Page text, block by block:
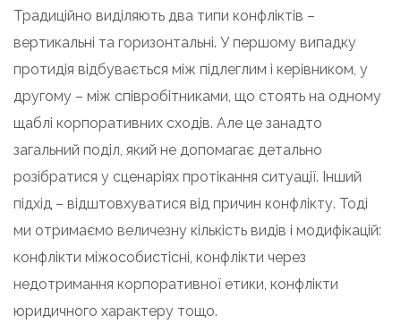
Традиційно виділяють два типи конфліктів –
вертикальні та горизонтальні. У першому випадку
протидія відбувається між підлеглим і керівником, у
другому – між співробітниками, що стоять на одному
щаблі корпоративних сходів. Але це занадто
загальний поділ, який не допомагає детально
розібратися у сценаріях протікання ситуації. Інший
підхід – відштовхуватися від причин конфлікту. Тоді
ми отримаємо величезну кількість видів і модифікацій:
конфлікти міжособистісні, конфлікти через
недотримання корпоративної етики, конфлікти
юридичного характеру тощо.